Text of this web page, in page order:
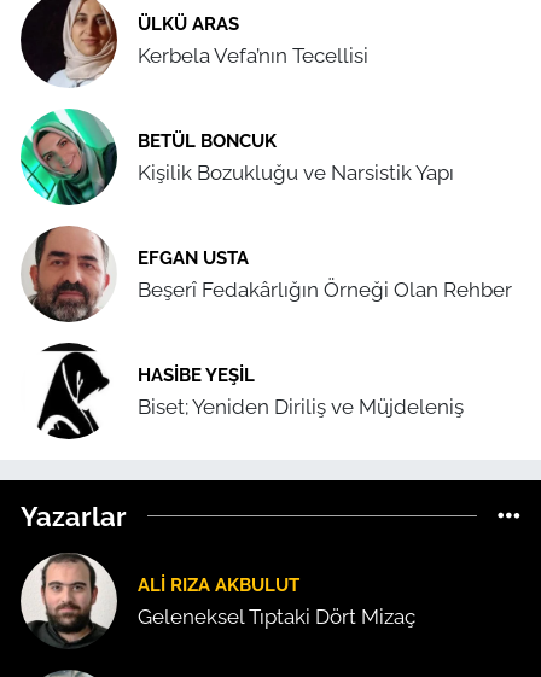
ÜLKÜ ARAS
Kerbela Vefa’nın Tecellisi
BETÜL BONCUK
Kişilik Bozukluğu ve Narsistik Yapı
EFGAN USTA
Beşerî Fedakârlığın Örneği Olan Rehber
HASIBE YEŞIL
Biset; Yeniden Diriliş ve Müjdeleniş
Yazarlar
ALI RIZA AKBULUT
Geleneksel Tıptaki Dört Mizaç